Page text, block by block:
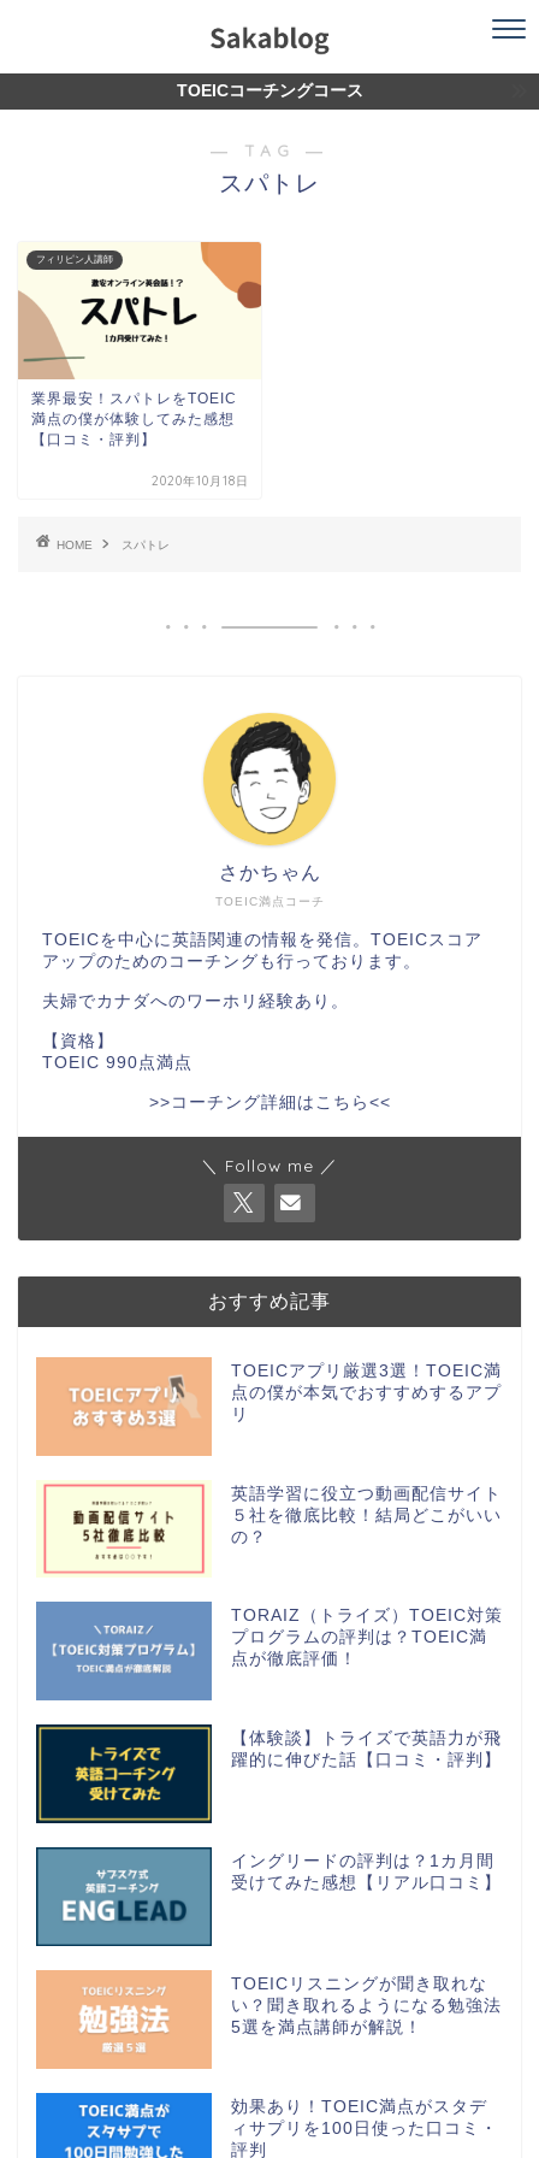
TOEICコーチングコース
― TAG ―
スパトレ
フィリピン人講師
業界最安！スパトレをTOEIC
満点の僕が体験してみた感想
【口コミ・評判】
2020年10月18日
HOME スパトレ
TOEIC満点コーチ
さかちゃん
TOEICを中心に英語関連の情報を発信。TOEICスコア
アップのためのコーチングも行っております。
夫婦でカナダへのワーホリ経験あり。
【資格】
TOEIC 990点満点
>>コーチング詳細はこちら<<
＼ Follow me ／
おすすめ記事
TOEICアプリ厳選3選！TOEIC満
点の僕が本気でおすすめするアプ
リ
英語学習に役立つ動画配信サイト
５社を徹底比較！結局どこがいい
の？
TORAIZ（トライズ）TOEIC対策
プログラムの評判は？TOEIC満
点が徹底評価！
【体験談】トライズで英語力が飛
躍的に伸びた話【口コミ・評判】
イングリードの評判は？1カ月間
受けてみた感想【リアル口コミ】
TOEICリスニングが聞き取れな
い？聞き取れるようになる勉強法
5選を満点講師が解説！
効果あり！TOEIC満点がスタデ
ィサプリを100日使った口コミ・
評判